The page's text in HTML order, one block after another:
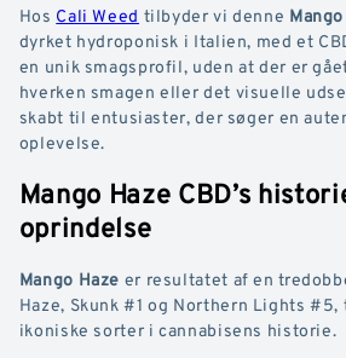
Hos Cali Weed tilbyder vi denne
dyrket hydroponisk i Italien, med et
en unik smagsprofil, uden at der er
hverken smagen eller det visuelle
skabt til entusiaster, der søger en
oplevelse.
Mango Haze CBD’s
oprindelse
Mango Haze er resultatet af en
Haze, Skunk #1 og Northern Lights #5,
ikoniske sorter i cannabisens historie.